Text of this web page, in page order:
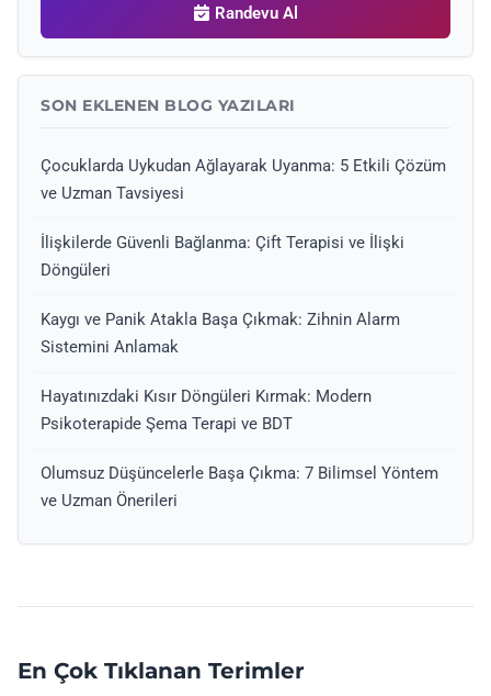
Randevu Al
SON EKLENEN BLOG YAZILARI
Çocuklarda Uykudan Ağlayarak Uyanma: 5 Etkili Çözüm
ve Uzman Tavsiyesi
İlişkilerde Güvenli Bağlanma: Çift Terapisi ve İlişki
Döngüleri
Kaygı ve Panik Atakla Başa Çıkmak: Zihnin Alarm
Sistemini Anlamak
Hayatınızdaki Kısır Döngüleri Kırmak: Modern
Psikoterapide Şema Terapi ve BDT
Olumsuz Düşüncelerle Başa Çıkma: 7 Bilimsel Yöntem
ve Uzman Önerileri
En Çok Tıklanan Terimler